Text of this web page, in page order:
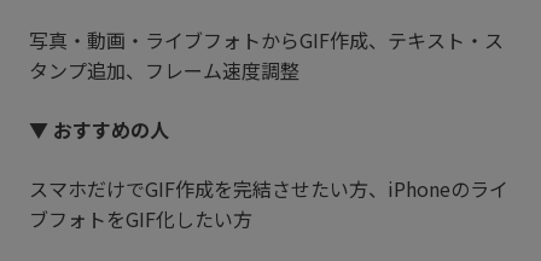
写真・動画・ライブフォトからGIF作成、テキスト・ス
タンプ追加、フレーム速度調整
▼ おすすめの人
スマホだけでGIF作成を完結させたい方、iPhoneのライ
ブフォトをGIF化したい方